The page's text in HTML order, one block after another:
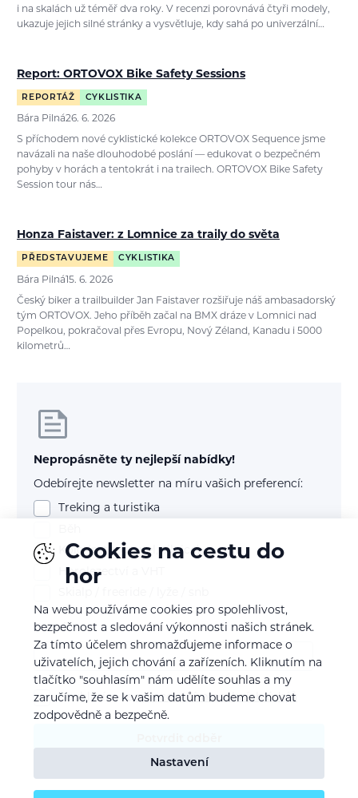
i na skalách už téměř dva roky. V recenzi porovnává čtyři modely,
ukazuje jejich silné stránky a vysvětluje, kdy sahá po univerzální…
Report: ORTOVOX Bike Safety Sessions
REPORTÁŽ CYKLISTIKA
Bára Pilná26. 6. 2026
S příchodem nové cyklistické kolekce ORTOVOX Sequence jsme
navázali na naše dlouhodobé poslání — edukovat o bezpečném
pohyby v horách a tentokrát i na trailech. ORTOVOX Bike Safety
Session tour nás…
Honza Faistaver: z Lomnice za traily do světa
PŘEDSTAVUJEME CYKLISTIKA
Bára Pilná 15. 6. 2026
Český biker a trailbuilder Jan Faistaver rozšiřuje náš ambasadorský
tým ORTOVOX. Jeho příběh začal na BMX dráze v Lomnici nad
Popelkou, pokračoval přes Evropu, Nový Zéland, Kanadu i 5000
kilometrů…
Nepropásněte ty nejlepší nabídky!
Odebírejte newsletter na míru vašich preferencí:
Treking a turistika
Kolo (mtb, gravel, silnice)
Horolezectví a VHT
E-mail
Souhlasím sezpracováním osobních údajů
Cookies na cestu do
hor
Na webu používáme cookies pro spolehlivost,
bezpečnost a sledování výkonnosti našich stránek.
Za tímto účelem shromažďujeme informace o
uživatelích, jejich chování a zařízeních. Kliknutím na
tlačítko "souhlasím" nám udělíte souhlas a my
zaručíme, že se k vašim datům budeme chovat
zodpovědně a bezpečně.
Nastavení